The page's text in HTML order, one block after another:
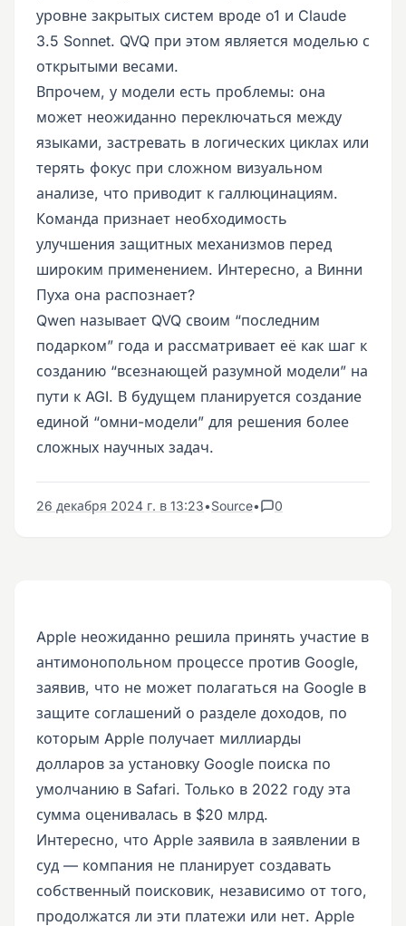
уровне закрытых систем вроде o1 и Claude
3.5 Sonnet. QVQ при этом является моделью с
открытыми весами.
Впрочем, у модели есть проблемы: она
может неожиданно переключаться между
языками, застревать в логических циклах или
терять фокус при сложном визуальном
анализе, что приводит к галлюцинациям.
Команда признает необходимость
улучшения защитных механизмов перед
широким применением. Интересно, а Винни
Пуха она распознает?
Qwen называет QVQ своим “последним
подарком” года и рассматривает её как шаг к
созданию “всезнающей разумной модели” на
пути к AGI. В будущем планируется создание
единой “омни-модели” для решения более
сложных научных задач.
26 декабря 2024 г. в 13:23•Source• 0
Apple неожиданно решила принять участие в
антимонопольном процессе против Google,
заявив, что не может полагаться на Google в
защите соглашений о разделе доходов, по
которым Apple получает миллиарды
долларов за установку Google поиска по
умолчанию в Safari. Только в 2022 году эта
сумма оценивалась в $20 млрд.
Интересно, что Apple заявила в заявлении в
суд — компания не планирует создавать
собственный поисковик, независимо от того,
продолжатся ли эти платежи или нет. Apple